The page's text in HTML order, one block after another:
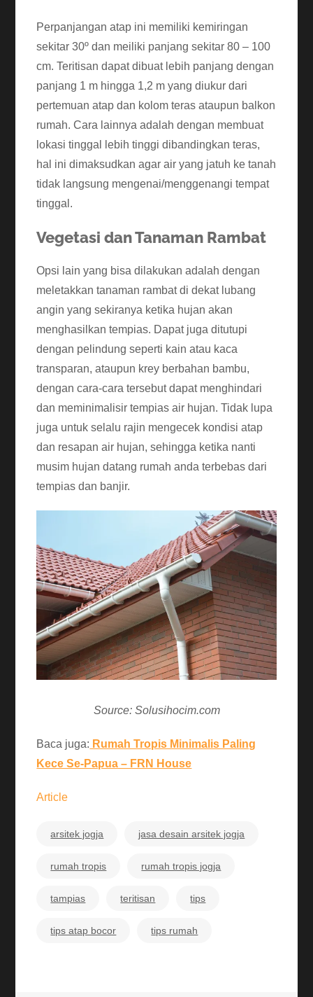
Perpanjangan atap ini memiliki kemiringan
sekitar 30º dan meiliki panjang sekitar 80 – 100
cm. Teritisan dapat dibuat lebih panjang dengan
panjang 1 m hingga 1,2 m yang diukur dari
pertemuan atap dan kolom teras ataupun balkon
rumah. Cara lainnya adalah dengan membuat
lokasi tinggal lebih tinggi dibandingkan teras,
hal ini dimaksudkan agar air yang jatuh ke tanah
tidak langsung mengenai/menggenangi tempat
tinggal.
Vegetasi dan Tanaman Rambat
Opsi lain yang bisa dilakukan adalah dengan
meletakkan tanaman rambat di dekat lubang
angin yang sekiranya ketika hujan akan
menghasilkan tempias. Dapat juga ditutupi
dengan pelindung seperti kain atau kaca
transparan, ataupun krey berbahan bambu,
dengan cara-cara tersebut dapat menghindari
dan meminimalisir tempias air hujan. Tidak lupa
juga untuk selalu rajin mengecek kondisi atap
dan resapan air hujan, sehingga ketika nanti
musim hujan datang rumah anda terbebas dari
tempias dan banjir.
Source: Solusihocim.com
Baca juga: Rumah Tropis Minimalis Paling
Kece Se-Papua – FRN House
Article
arsitek jogja jasa desain arsitek jogja
rumah tropis rumah tropis jogja
tampias teritisan tips
tips atap bocor tips rumah